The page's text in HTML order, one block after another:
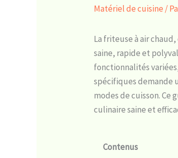
Matériel de cuisine /
La friteuse à air
saine, rapide et
fonctionnalités
spécifiques demande
modes de cuisson.
culinaire saine et
Contenus